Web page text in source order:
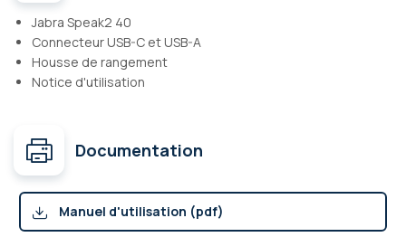
Jabra Speak2 40
Connecteur USB-C et USB-A
Housse de rangement
Notice d'utilisation
Documentation
Manuel d'utilisation (pdf)